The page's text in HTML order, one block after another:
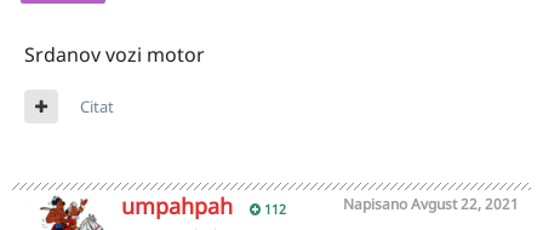
Srdanov vozi motor
Citat
umpahpah 112 NapisanoAvgust 22, 2021